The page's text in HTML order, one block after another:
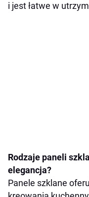
i jest łatwe w
Rodzaje paneli
elegancja?
Panele szklane